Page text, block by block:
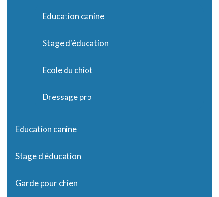
Education canine
Stage d'éducation
Ecole du chiot
Dressage pro
Education canine
Stage d'éducation
Garde pour chien